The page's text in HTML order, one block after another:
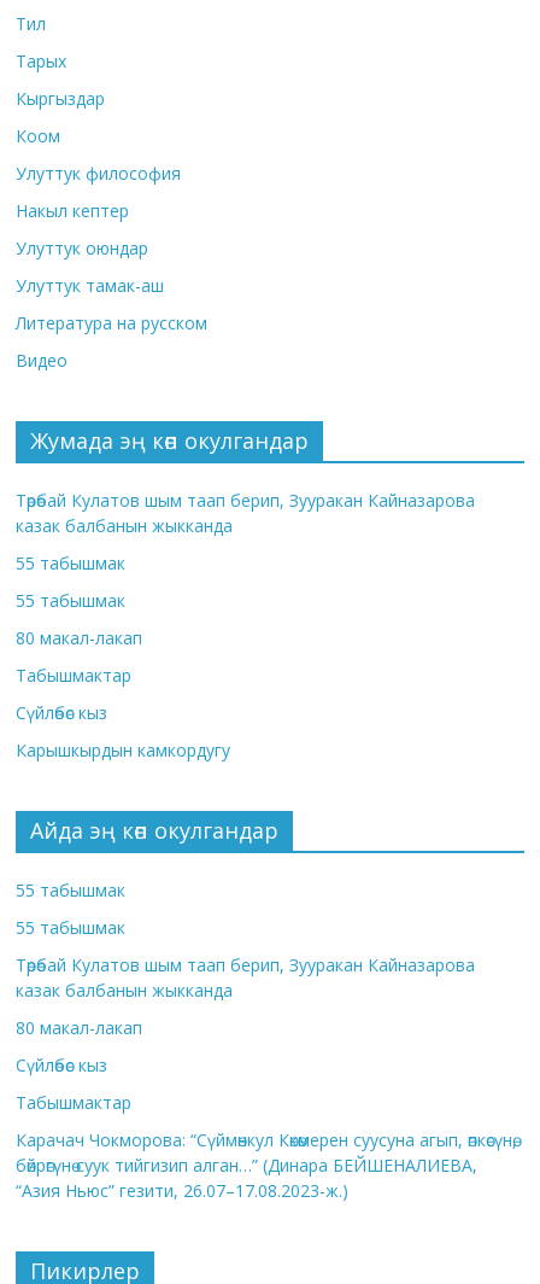
Тил
Тарых
Кыргыздар
Коом
Улуттук философия
Накыл кептер
Улуттук оюндар
Улуттук тамак-аш
Литература на русском
Видео
Жумада эң көп окулгандар
Төрөбай Кулатов шым таап берип, Зууракан Кайназарова
казак балбанын жыкканда
55 табышмак
55 табышмак
80 макал-лакап
Табышмактар
Сүйлөбөс кыз
Карышкырдын камкордугу
Айда эң көп окулгандар
55 табышмак
55 табышмак
Төрөбай Кулатов шым таап берип, Зууракан Кайназарова
казак балбанын жыкканда
80 макал-лакап
Сүйлөбөс кыз
Табышмактар
Карачач Чокморова: “Сүймөнкул Көкөмерен суусуна агып, өпкөсүнө,
бөйрөгүнө суук тийгизип алган…” (Динара БЕЙШЕНАЛИЕВА,
“Азия Ньюс” гезити, 26.07–17.08.2023-ж.)
Пикирлер